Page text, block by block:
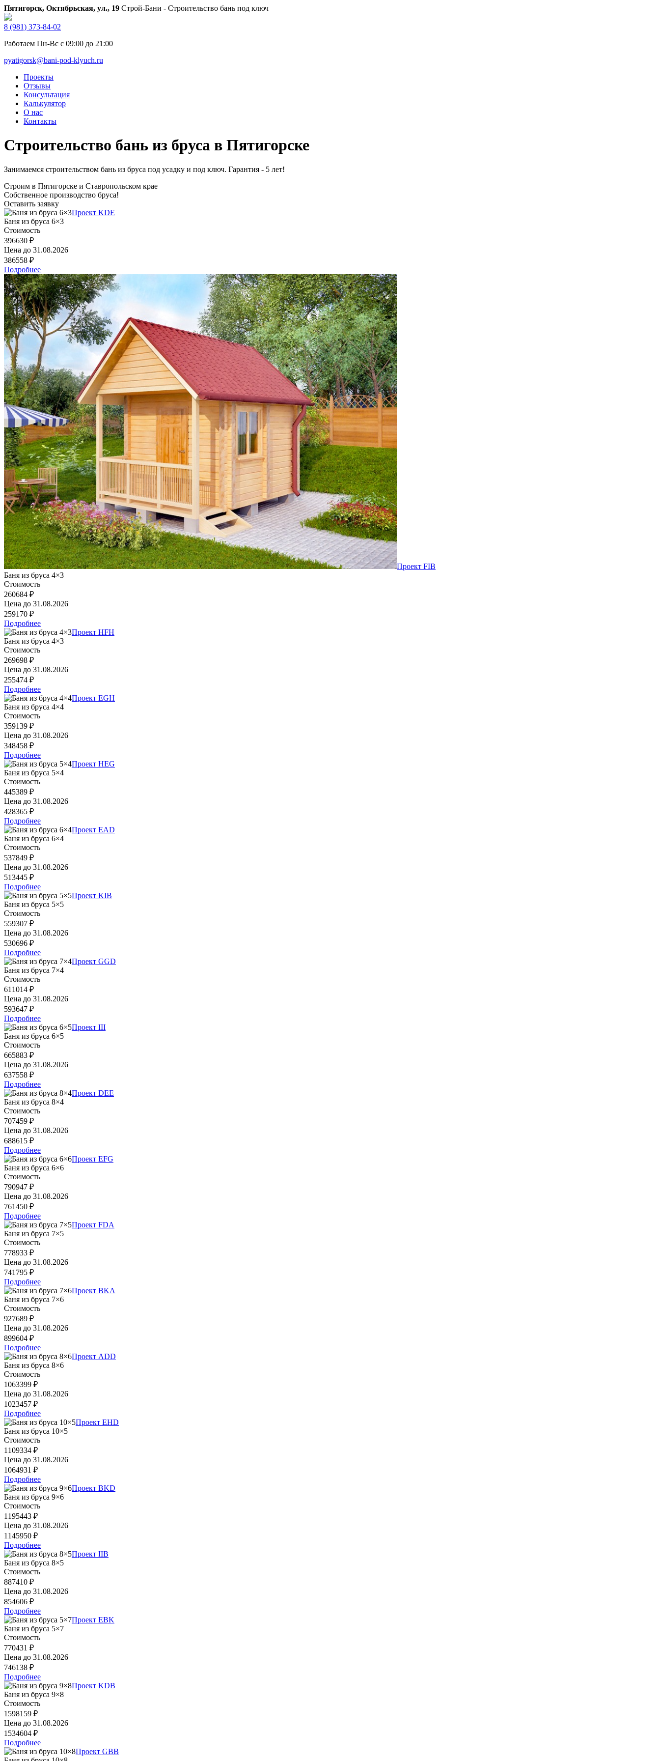
Пятигорск, Октябрьская, ул., 19 Строй-Бани - Строительство бань под ключ
8 (981) 373-84-02
Работаем Пн-Вс с 09:00 до 21:00
pyatigorsk@bani-pod-klyuch.ru
Проекты
Отзывы
Консультация
Калькулятор
О нас
Контакты
Строительство бань из бруса в Пятигорске
Занимаемся строительством бань из бруса под усадку и под ключ. Гарантия - 5 лет!
Строим в Пятигорске и Ставропольском крае
Собственное производство бруса!
Оставить заявку
Проект KDE
Баня из бруса 6×3
Стоимость
396630 ₽
Цена до 31.08.2026
386558 ₽
Подробнее
Проект FIB
Баня из бруса 4×3
Стоимость
260684 ₽
Цена до 31.08.2026
259170 ₽
Подробнее
Проект HFH
Баня из бруса 4×3
Стоимость
269698 ₽
Цена до 31.08.2026
255474 ₽
Подробнее
Проект EGH
Баня из бруса 4×4
Стоимость
359139 ₽
Цена до 31.08.2026
348458 ₽
Подробнее
Проект HEG
Баня из бруса 5×4
Стоимость
445389 ₽
Цена до 31.08.2026
428365 ₽
Подробнее
Проект EAD
Баня из бруса 6×4
Стоимость
537849 ₽
Цена до 31.08.2026
513445 ₽
Подробнее
Проект KIB
Баня из бруса 5×5
Стоимость
559307 ₽
Цена до 31.08.2026
530696 ₽
Подробнее
Проект GGD
Баня из бруса 7×4
Стоимость
611014 ₽
Цена до 31.08.2026
593647 ₽
Подробнее
Проект III
Баня из бруса 6×5
Стоимость
665883 ₽
Цена до 31.08.2026
637558 ₽
Подробнее
Проект DEE
Баня из бруса 8×4
Стоимость
707459 ₽
Цена до 31.08.2026
688615 ₽
Подробнее
Проект EFG
Баня из бруса 6×6
Стоимость
790947 ₽
Цена до 31.08.2026
761450 ₽
Подробнее
Проект FDA
Баня из бруса 7×5
Стоимость
778933 ₽
Цена до 31.08.2026
741795 ₽
Подробнее
Проект BKA
Баня из бруса 7×6
Стоимость
927689 ₽
Цена до 31.08.2026
899604 ₽
Подробнее
Проект ADD
Баня из бруса 8×6
Стоимость
1063399 ₽
Цена до 31.08.2026
1023457 ₽
Подробнее
Проект EHD
Баня из бруса 10×5
Стоимость
1109334 ₽
Цена до 31.08.2026
1064931 ₽
Подробнее
Проект BKD
Баня из бруса 9×6
Стоимость
1195443 ₽
Цена до 31.08.2026
1145950 ₽
Подробнее
Проект IIB
Баня из бруса 8×5
Стоимость
887410 ₽
Цена до 31.08.2026
854606 ₽
Подробнее
Проект EBK
Баня из бруса 5×7
Стоимость
770431 ₽
Цена до 31.08.2026
746138 ₽
Подробнее
Проект KDB
Баня из бруса 9×8
Стоимость
1598159 ₽
Цена до 31.08.2026
1534604 ₽
Подробнее
Проект GBB